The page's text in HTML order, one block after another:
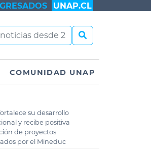
UNAP.CL
COMUNIDAD UNAP
su desarrollo
y recibe positiva
de proyectos
por el Mineduc